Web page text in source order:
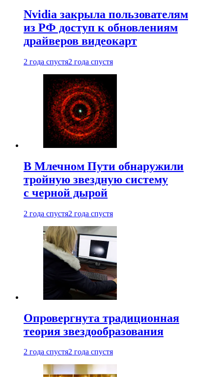
Nvidia закрыла пользователям
из РФ доступ к обновлениям
драйверов видеокарт
2 года спустя2 года спустя
В Млечном Пути обнаружили
тройную звездную систему
с черной дырой
2 года спустя2 года спустя
Опровергнута традиционная
теория звездообразования
2 года спустя2 года спустя